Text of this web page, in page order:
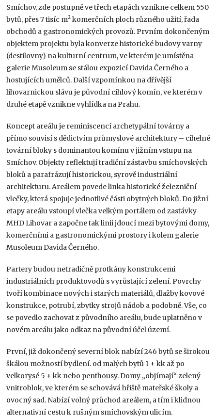
Smíchov, zde postupně ve třech etapách vznikne celkem 550
bytů, přes 7 tisíc m2 komerčních ploch různého užití, řada
obchodů a gastronomických provozů. Prvním dokončeným
objektem projektu byla konverze historické budovy varny
(destilovny) na kulturní centrum, ve kterém je umístěna
galerie Musoleum se stálou expozicí Davida Černého a
hostujících umělců. Další vzpomínkou na dřívější
lihovarnickou slávu je původní cihlový komín, ve kterém v
druhé etapě vznikne vyhlídka na Prahu.
Koncept areálu je reminiscencí archetypální továrny a
přímo souvisí s dědictvím průmyslové architektury – cihelné
tovární bloky s dominantou komínu v jižním vstupu na
Smíchov. Objekty reflektují tradiční zástavbu smíchovských
bloků a parafrázují historickou, syrově industriální
architekturu. Areálem povede linka historické železniční
vlečky, která spojuje jednotlivé části obytných bloků. Do jižní
etapy areálu vstoupí vlečka velkým portálem od zastávky
MHD Lihovar a započne tak linii jdoucí mezi bytovými domy,
komerčními a gastronomickými prostory i kolem galerie
Musoleum Davida Černého.
Partery budou netradičně protkány konstrukcemi
industriálních produktovodů s vyrůstající zelení. Povrchy
tvoří kombinace nových i starých materiálů, dlažby kovové
konstrukce, potrubí, zbytky strojů nádob a podobně. Vše, co
se povedlo zachovat z původního areálu, bude uplatněno v
novém areálu jako odkaz na původní účel území.
První, již dokončený severní blok nabízí 246 bytů se širokou
škálou možností bydlení. od malých bytů 1 + kk až po
velkorysé 5 + kk nebo penthousy. Domy „objímají“ zelený
vnitroblok, ve kterém se schovává hřiště mateřské školy a
ovocný sad. Nabízí volný průchod areálem, a tím i klidnou
alternativní cestu k rušným smíchovským ulicím.